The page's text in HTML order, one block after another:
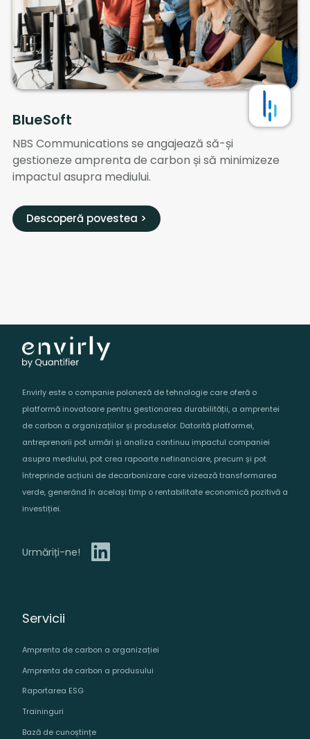
BlueSoft
NBS Communications se angajează să-și
gestioneze amprenta de carbon și să minimizeze
impactul asupra mediului.
Descoperă povestea >
Envirly este o companie poloneză de tehnologie care oferă o
platformă inovatoare pentru gestionarea durabilității, a amprentei
de carbon a organizațiilor și produselor. Datorită platformei,
antreprenorii pot urmări și analiza continuu impactul companiei
asupra mediului, pot crea rapoarte nefinanciare, precum și pot
întreprinde acțiuni de decarbonizare care vizează transformarea
verde, generând în același timp o rentabilitate economică pozitivă a
investiției.
Urmăriți-ne!
Servicii
Amprenta de carbon a organizației
Amprenta de carbon a produsului
Raportarea ESG
Traininguri
Bază de cunoștințe